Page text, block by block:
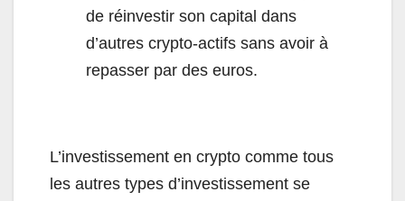
de réinvestir son capital dans
d’autres crypto-actifs sans avoir à
repasser par des euros.
L’investissement en crypto comme tous
les autres types d’investissement se